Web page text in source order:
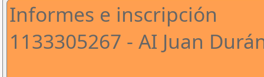
Informes e inscripción
1133305267 - AI Juan